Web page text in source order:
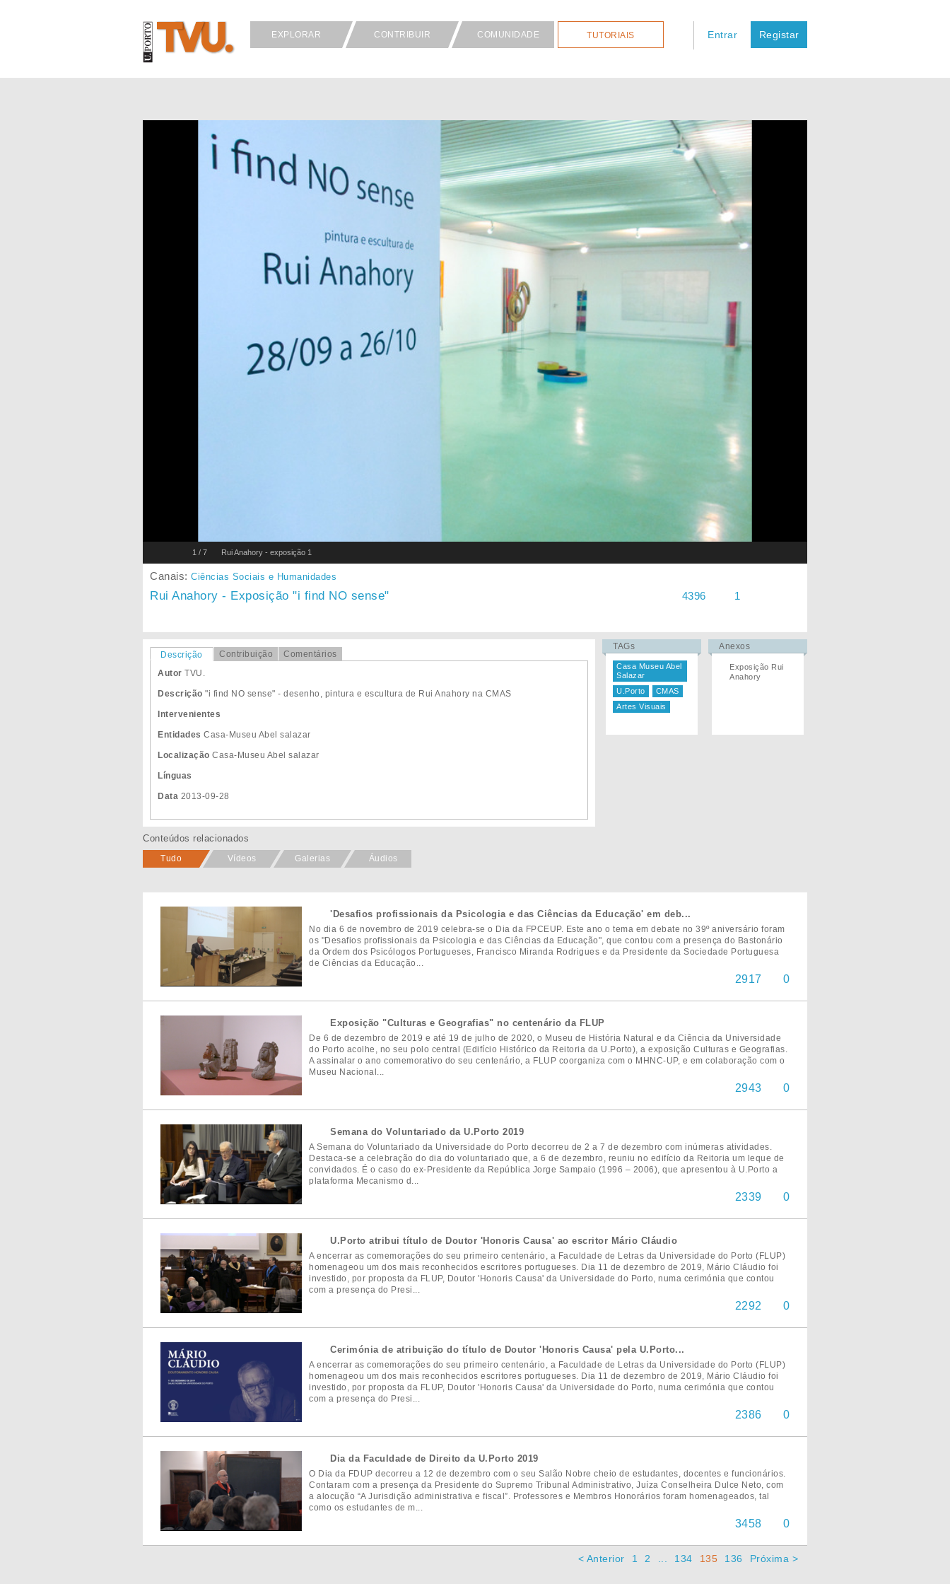
EXPLORAR CONTRIBUIR COMUNIDADE TUTORIAIS Entrar Registar
1 / 7 Rui Anahory - exposição 1
Canais: Ciências Sociais e Humanidades
Rui Anahory - Exposição "i find NO sense" 4396 1
Descrição Contribuição
Comentários
Autor TVU.
Descrição "i find NO sense" - desenho, pintura e escultura de Rui Anahory na CMAS
Intervenientes
Entidades Casa-Museu Abel salazar
Localização Casa-Museu Abel salazar
Línguas
Data 2013-09-28
TAGs
Casa Museu Abel
Salazar
U.Porto
CMAS
Artes Visuais
Anexos
Exposição Rui
Anahory
Conteúdos relacionados
Tudo Vídeos Galerias Áudios
'Desafios profissionais da Psicologia e das Ciências da Educação' em deb...
No dia 6 de novembro de 2019 celebra-se o Dia da FPCEUP. Este ano o tema em debate no 39º aniversário foram
os "Desafios profissionais da Psicologia e das Ciências da Educação", que contou com a presença do Bastonário
da Ordem dos Psicólogos Portugueses, Francisco Miranda Rodrigues e da Presidente da Sociedade Portuguesa
de Ciências da Educação...
2917 0
Exposição "Culturas e Geografias" no centenário da FLUP
De 6 de dezembro de 2019 e até 19 de julho de 2020, o Museu de História Natural e da Ciência da Universidade
do Porto acolhe, no seu polo central (Edifício Histórico da Reitoria da U.Porto), a exposição Culturas e Geografias.
A assinalar o ano comemorativo do seu centenário, a FLUP coorganiza com o MHNC-UP, e em colaboração com o
Museu Nacional...
2943 0
Semana do Voluntariado da U.Porto 2019
A Semana do Voluntariado da Universidade do Porto decorreu de 2 a 7 de dezembro com inúmeras atividades.
Destaca-se a celebração do dia do voluntariado que, a 6 de dezembro, reuniu no edifício da Reitoria um leque de
convidados. É o caso do ex-Presidente da República Jorge Sampaio (1996 – 2006), que apresentou à U.Porto a
plataforma Mecanismo d...
2339 0
U.Porto atribui título de Doutor 'Honoris Causa' ao escritor Mário Cláudio
A encerrar as comemorações do seu primeiro centenário, a Faculdade de Letras da Universidade do Porto (FLUP)
homenageou um dos mais reconhecidos escritores portugueses. Dia 11 de dezembro de 2019, Mário Cláudio foi
investido, por proposta da FLUP, Doutor 'Honoris Causa' da Universidade do Porto, numa cerimónia que contou
com a presença do Presi...
2292 0
Cerimónia de atribuição do título de Doutor 'Honoris Causa' pela U.Porto...
A encerrar as comemorações do seu primeiro centenário, a Faculdade de Letras da Universidade do Porto (FLUP)
homenageou um dos mais reconhecidos escritores portugueses. Dia 11 de dezembro de 2019, Mário Cláudio foi
investido, por proposta da FLUP, Doutor 'Honoris Causa' da Universidade do Porto, numa cerimónia que contou
com a presença do Presi...
2386 0
Dia da Faculdade de Direito da U.Porto 2019
O Dia da FDUP decorreu a 12 de dezembro com o seu Salão Nobre cheio de estudantes, docentes e funcionários.
Contaram com a presença da Presidente do Supremo Tribunal Administrativo, Juíza Conselheira Dulce Neto, com
a alocução “A Jurisdição administrativa e fiscal”. Professores e Membros Honorários foram homenageados, tal
como os estudantes de m...
3458 0
< Anterior 1 2 134 135 136 Próxima >